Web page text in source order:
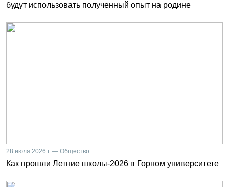
будут использовать полученный опыт на родине
28 июля 2026 г. — Общество
Как прошли Летние школы-2026 в Горном университете